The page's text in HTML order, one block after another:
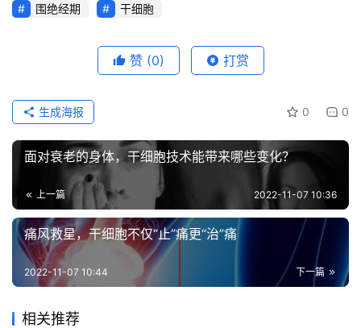
围绝经期 干细胞
赞 (0) 打赏
0 0
生成海报
面对衰老的身体，干细胞技术能带来哪些变化？
上一篇 2022-11-07 10:36
痛风救星，干细胞不仅“止”痛更“治”痛
下一篇
2022-11-07 10:44
相关推荐